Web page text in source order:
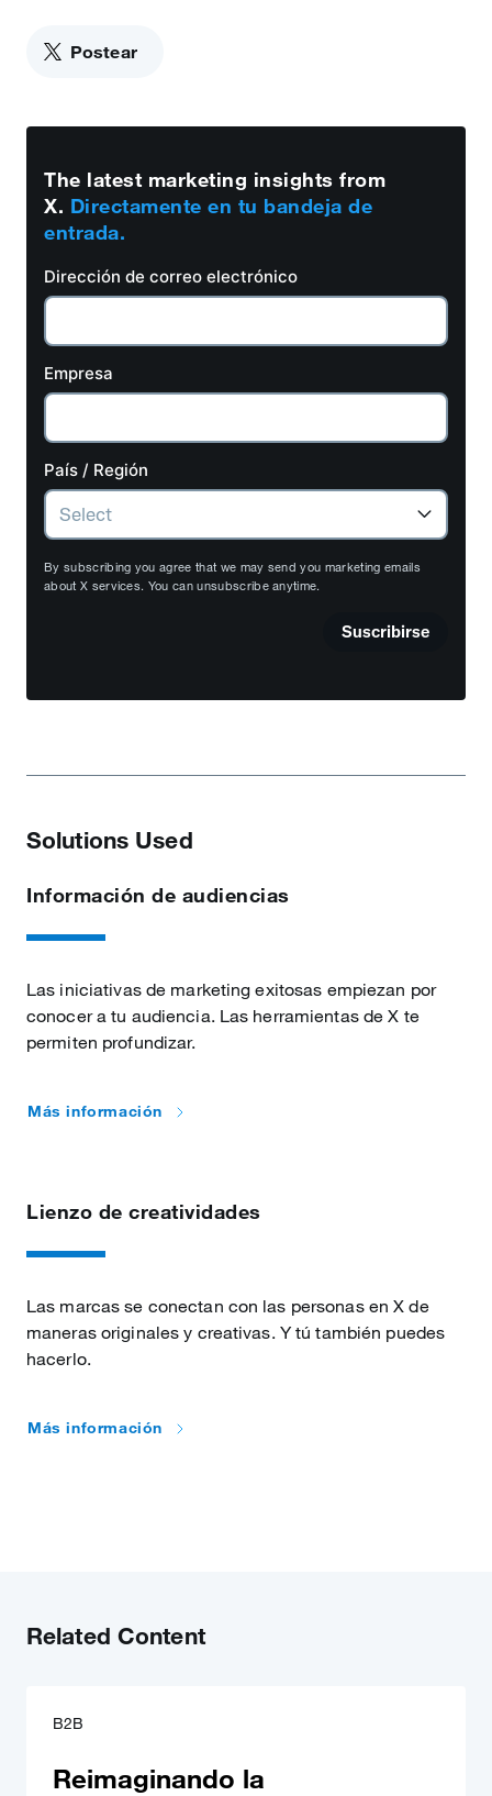
Postear
The latest marketing insights from
X. Directamente en tu bandeja de
entrada.
Dirección de correo electrónico
Empresa
País / Región
By subscribing you agree that we may send you marketing emails
about X services. You can unsubscribe anytime.
Suscribirse
Solutions Used
Información de audiencias
Las iniciativas de marketing exitosas empiezan por
conocer a tu audiencia. Las herramientas de X te
permiten profundizar.
Más información
Lienzo de creatividades
Las marcas se conectan con las personas en X de
maneras originales y creativas. Y tú también puedes
hacerlo.
Más información
Related Content
B2B
Reimaginando la